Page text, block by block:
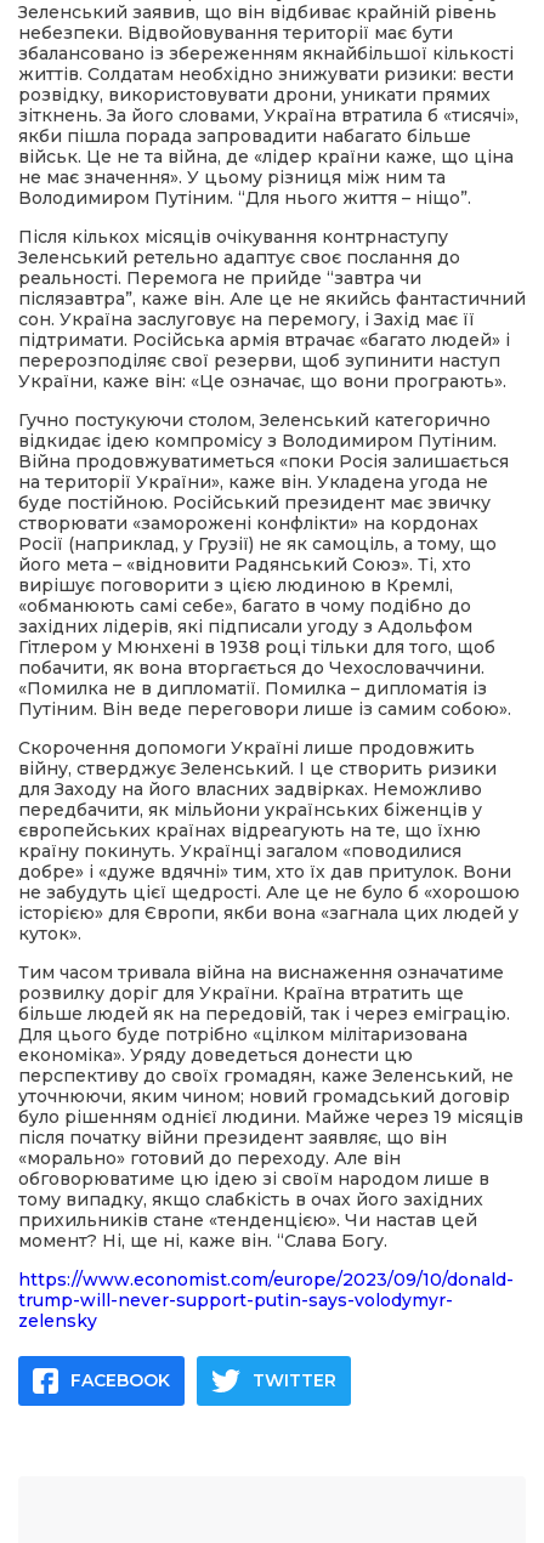
Зеленський заявив, що він відбиває крайній рівень
небезпеки. Відвойовування території має бути
збалансовано із збереженням якнайбільшої кількості
життів. Солдатам необхідно знижувати ризики: вести
розвідку, використовувати дрони, уникати прямих
зіткнень. За його словами, Україна втратила б «тисячі»,
якби пішла порада запровадити набагато більше
військ. Це не та війна, де «лідер країни каже, що ціна
не має значення». У цьому різниця між ним та
Володимиром Путіним. “Для нього життя – ніщо”.
Після кількох місяців очікування контрнаступу
Зеленський ретельно адаптує своє послання до
реальності. Перемога не прийде “завтра чи
післязавтра”, каже він. Але це не якийсь фантастичний
сон. Україна заслуговує на перемогу, і Захід має її
підтримати. Російська армія втрачає «багато людей» і
перерозподіляє свої резерви, щоб зупинити наступ
України, каже він: «Це означає, що вони програють».
Гучно постукуючи столом, Зеленський категорично
відкидає ідею компромісу з Володимиром Путіним.
Війна продовжуватиметься «поки Росія залишається
на території України», каже він. Укладена угода не
буде постійною. Російський президент має звичку
створювати «заморожені конфлікти» на кордонах
Росії (наприклад, у Грузії) не як самоціль, а тому, що
його мета – «відновити Радянський Союз». Ті, хто
вирішує поговорити з цією людиною в Кремлі,
«обманюють самі себе», багато в чому подібно до
західних лідерів, які підписали угоду з Адольфом
Гітлером у Мюнхені в 1938 році тільки для того, щоб
побачити, як вона вторгається до Чехословаччини.
«Помилка не в дипломатії. Помилка – дипломатія із
Путіним. Він веде переговори лише із самим собою».
Скорочення допомоги Україні лише продовжить
війну, стверджує Зеленський. І це створить ризики
для Заходу на його власних задвірках. Неможливо
передбачити, як мільйони українських біженців у
європейських країнах відреагують на те, що їхню
країну покинуть. Українці загалом «поводилися
добре» і «дуже вдячні» тим, хто їх дав притулок. Вони
не забудуть цієї щедрості. Але це не було б «хорошою
історією» для Європи, якби вона «загнала цих людей у
куток».
Тим часом тривала війна на виснаження означатиме
розвилку доріг для України. Країна втратить ще
більше людей як на передовій, так і через еміграцію.
Для цього буде потрібно «цілком мілітаризована
економіка». Уряду доведеться донести цю
перспективу до своїх громадян, каже Зеленський, не
уточнюючи, яким чином; новий громадський договір
було рішенням однієї людини. Майже через 19 місяців
після початку війни президент заявляє, що він
«морально» готовий до переходу. Але він
обговорюватиме цю ідею зі своїм народом лише в
тому випадку, якщо слабкість в очах його західних
прихильників стане «тенденцією». Чи настав цей
момент? Ні, ще ні, каже він. “Слава Богу.
https://www.economist.com/europe/2023/09/10/donald-
trump-will-never-support-putin-says-volodymyr-
zelensky
FACEBOOK TWITTER